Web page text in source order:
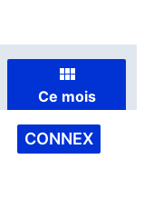
Ce mois
CONNEX